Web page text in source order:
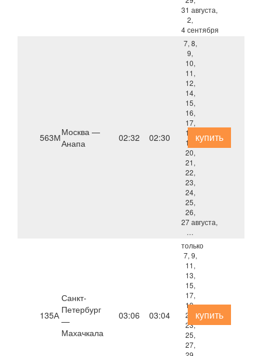
31 августа,
2,
4 сентября
563ММосква —
Анапа
02:32 02:30
7, 8,
9,
10,
11,
12,
14,
15,
16,
17,
18,
19,
20,
21,
22,
23,
24,
25,
26,
27 августа,
…
купить
135А
Санкт-
Петербург
—
Махачкала
03:06 03:04
только
7, 9,
11,
13,
15,
17,
19,
21,
23,
25,
27,
купить